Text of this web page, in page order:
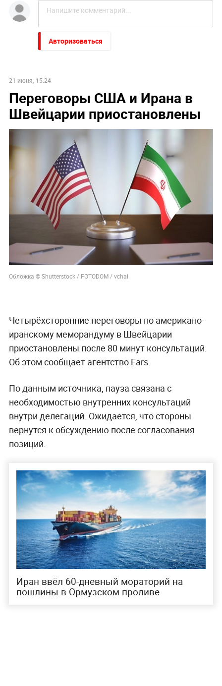
Авторизоваться
21 июня, 15:24
Переговоры США и Ирана в
Швейцарии приостановлены
Обложка © Shutterstock / FOTODOM / vchal
Четырёхсторонние переговоры по американо-
иранскому меморандуму в Швейцарии
приостановлены после 80 минут консультаций.
Об этом сообщает агентство Fars.
По данным источника, пауза связана с
необходимостью внутренних консультаций
внутри делегаций. Ожидается, что стороны
вернутся к обсуждению после согласования
позиций.
Иран ввёл 60-дневный мораторий на
пошлины в Ормузском проливе